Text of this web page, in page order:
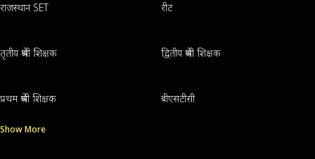
राजस्थान SET रीट
तृतीय श्रेणी शिक्षक द्वितीय श्रेणी शिक्षक
प्रथम श्रेणी शिक्षक बीएसटीसी
Show More